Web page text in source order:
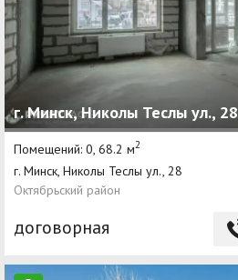
г. Минск, Николы Теслы ул., 28
Помещений: 0, 68.2 м2
г. Минск, Николы Теслы ул., 28
Октябрьский район
договорная